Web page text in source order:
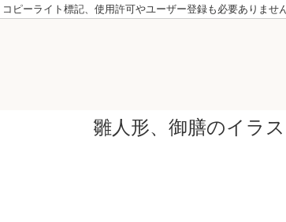
ピーライト標記、使用許可やユーザー登録も必要ありませ
雛人形、御膳のイラ